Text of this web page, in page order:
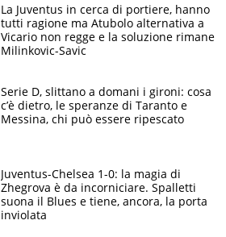
La Juventus in cerca di portiere, hanno
tutti ragione ma Atubolo alternativa a
Vicario non regge e la soluzione rimane
Milinkovic-Savic
Serie D, slittano a domani i gironi: cosa
c’è dietro, le speranze di Taranto e
Messina, chi può essere ripescato
Juventus-Chelsea 1-0: la magia di
Zhegrova è da incorniciare. Spalletti
suona il Blues e tiene, ancora, la porta
inviolata